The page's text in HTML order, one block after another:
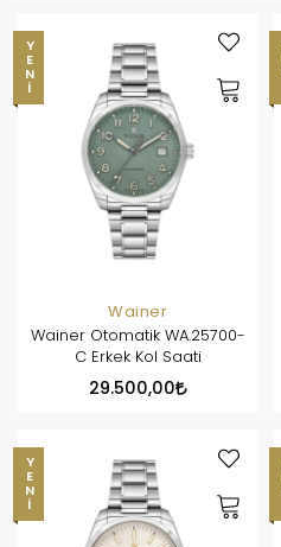
YENI
Wainer
Wainer Otomatik WA.25700-
C Erkek Kol Saati
29.500,00
YENI